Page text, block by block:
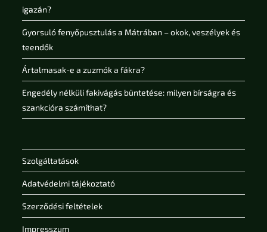
igazán?
Gyorsuló fenyőpusztulás a Mátrában – okok, veszélyek és
teendők
Ártalmasak-e a zuzmók a fákra?
Engedély nélküli fakivágás büntetése: milyen bírságra és
szankcióra számíthat?
Szolgáltatások
Adatvédelmi tájékoztató
Szerződési feltételek
Impresszum